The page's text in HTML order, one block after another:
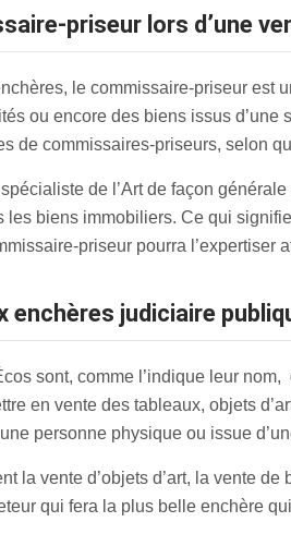
priseur lors d’une
le commissaire-priseur est
ou encore des biens issus
de commissaires-priseurs, selon
de l’Art de façon
les biens immobiliers. Ce qui
priseur pourra l’expertiser
enchères judiciaire
sont, comme l’indique leur
en vente des tableaux, objets
personne physique ou issue
la vente d’objets d’art, la vente
qui fera la plus belle enchère